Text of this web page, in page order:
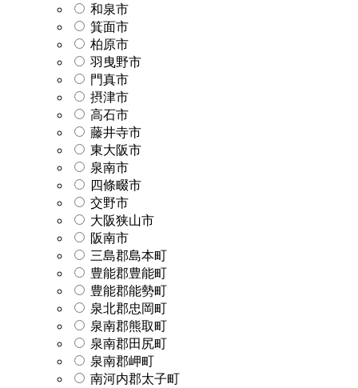
和泉市
箕面市
柏原市
羽曳野市
門真市
摂津市
高石市
藤井寺市
東大阪市
泉南市
四條畷市
交野市
大阪狭山市
阪南市
三島郡島本町
豊能郡豊能町
豊能郡能勢町
泉北郡忠岡町
泉南郡熊取町
泉南郡田尻町
泉南郡岬町
南河内郡太子町